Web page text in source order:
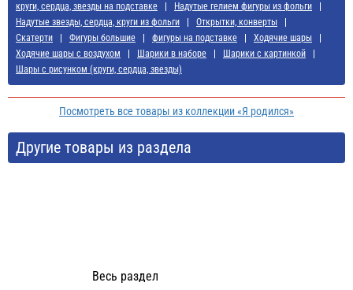
круги, сердца, звезды на подставке
Надутые гелием фигуры из фольги
Надутые звезды, сердца, круги из фольги
Открытки, конверты
Скатерти
Фигуры большие фигуры на подставке
Ходячие шары
Ходячие шары с воздухом
Шарики в наборе
Шарики с картинкой
Шары с рисунком (круги, сердца, звезды)
Посмотреть все товары из коллекции «Я родился»
Другие товары из раздела
Весь раздел